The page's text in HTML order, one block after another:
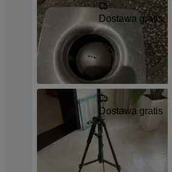
Dostawa gratis
Dostawa gratis